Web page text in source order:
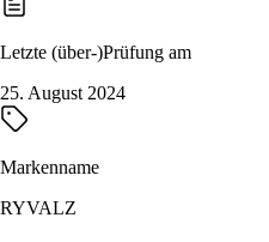
Letzte (über-)Prüfung am
25. August 2024
Markenname
RYVALZ